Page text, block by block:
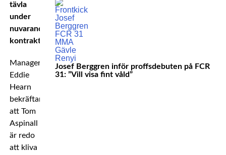
tävla
under
nuvarande
kontrakt.
Managern
Eddie
Hearn
bekräftar
att Tom
Aspinall
är redo
att kliva
Josef Berggren inför proffsdebuten på FCR
31: ”Vill visa fint våld”